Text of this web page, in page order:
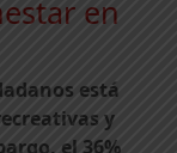
en
está
y
el 36%